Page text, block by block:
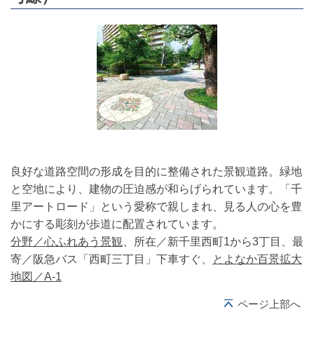
良好な道路空間の形成を目的に整備された景観道路。緑地
と空地により、建物の圧迫感が和らげられています。「千
里アートロード」という愛称で親しまれ、見る人の心を豊
かにする彫刻が歩道に配置されています。
分野／心ふれあう景観 、所在／新千里西町1から3丁目、最
寄／阪急バス「西町三丁目」下車すぐ、
とよなか百景拡大
地図／A-1
ページ上部へ